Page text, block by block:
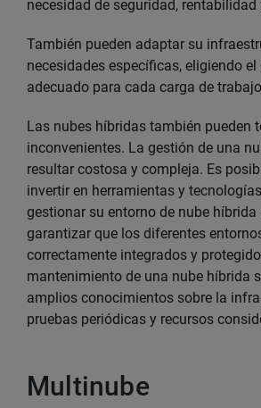
necesidad de seguridad,
También pueden adaptar su
necesidades específicas, eligiendo
adecuado para cada carga de
Las nubes híbridas también pueden
inconvenientes. La gestión de una
resultar costosa y compleja. Es
invertir en herramientas y
gestionar su entorno de nube
garantizar que los diferentes
correctamente integrados y
mantenimiento de una nube híbrida
amplios conocimientos sobre la
pruebas periódicas y recursos
Multinube